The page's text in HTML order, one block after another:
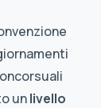
unlivello